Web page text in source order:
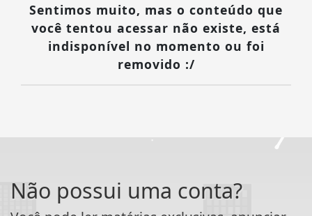
Sentimos muito, mas o conteúdo que
você tentou acessar não existe, está
indisponível no momento ou foi
removido :/
Não possui uma conta?